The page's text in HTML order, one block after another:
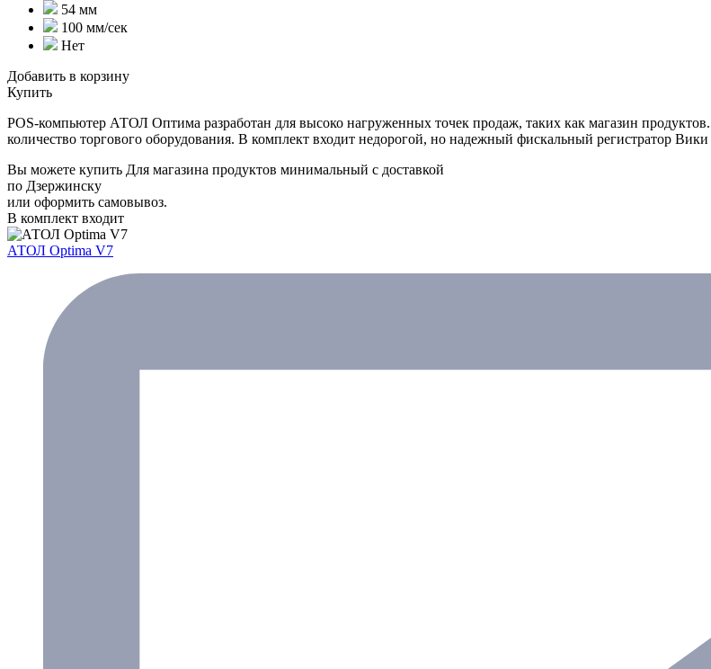
54 мм
100 мм/сек
Нет
Добавить в корзину
Купить
POS-компьютер АТОЛ Оптима разработан для высоко нагруженных точек продаж, таких как магазин
количество торгового оборудования. В комплект входит недорогой, но надежный фискальный регистратор
Вы можете купить Для магазина продуктов минимальный с доставкой
по Дзержинску
или оформить самовывоз.
В комплект входит
АТОЛ Optima V7